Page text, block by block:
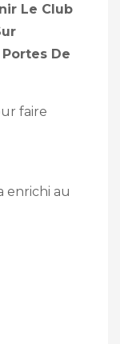
Le Club
De
faire
enrichi au